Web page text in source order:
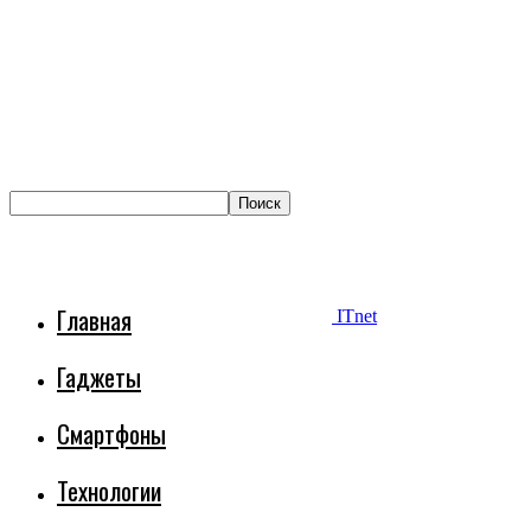
ITnet
Главная
Гаджеты
Смартфоны
Технологии